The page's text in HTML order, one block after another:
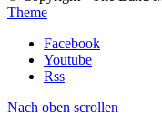
Theme
Facebook
Youtube
Rss
Nach oben scrollen